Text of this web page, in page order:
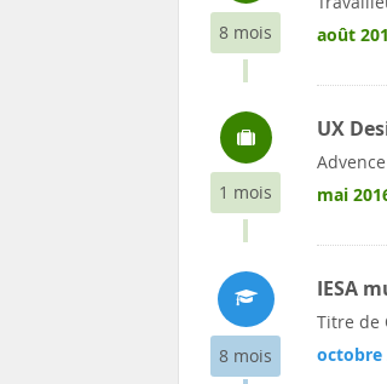
8 mois août
1 mois
UX
Advence
mai
8 mois
IESA
Titre de
octobre